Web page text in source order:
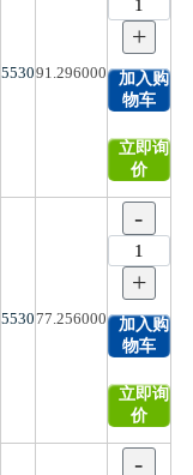
553091.296000
+
加入购
物车
立即询
价
553077.256000
-
+
加入购
物车
立即询
价
-